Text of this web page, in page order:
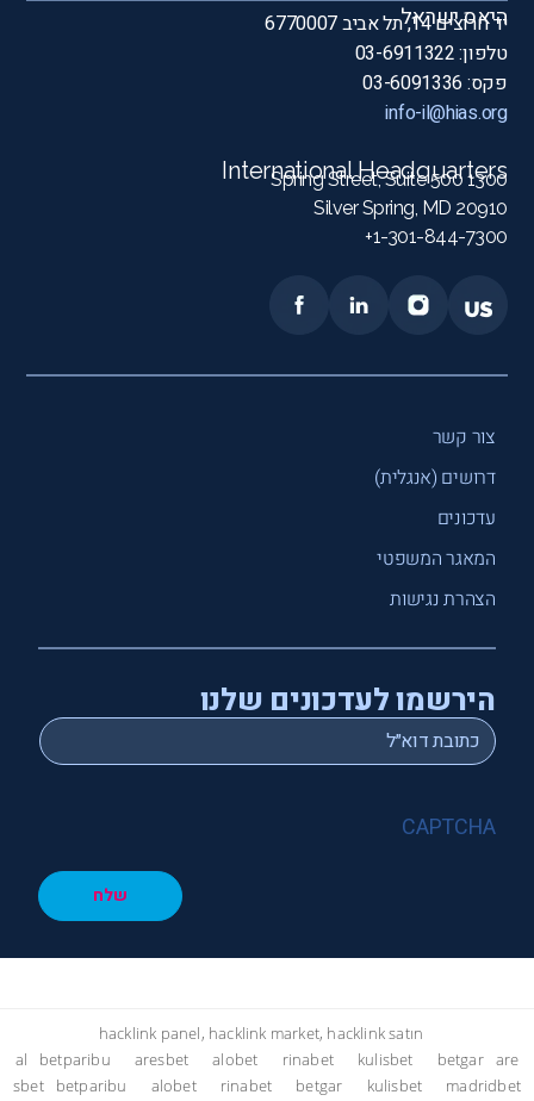
היאס ישראל
יד חרוצים 14, תל אביב 6770007
טלפון: 03-6911322
פקס: 03-6091336
info-il@hias.org
International Headquarters
1300 Spring Street, Suite 500
Silver Spring, MD 20910
1-301-844-7300+
צור קשר
דרושים (אנגלית)
עדכונים
המאגר המשפטי
הצהרת נגישות
הירשמו לעדכונים שלנו
Email
*
CAPTCHA
שלח
hacklink panel, hacklink market, hacklink satın
al
betparibu aresbet alobet rinabet kulisbet betgar
are
sbet
betparibu alobet rinabet betgar kulisbet madridbet